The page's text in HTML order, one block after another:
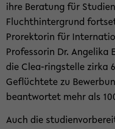
ihre Beratung für
Fluchthintergrund
Prorektorin für
Professorin Dr. Angelika
die Clea-ringstelle zirka
Geflüchtete zu
beantwortet mehr als
Auch die